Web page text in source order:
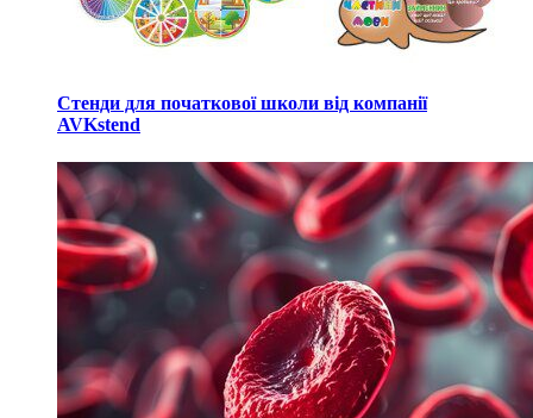
Стенди для початкової школи від компанії
AVKstend